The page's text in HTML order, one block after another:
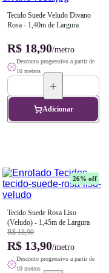
Tecido Suede Veludo Divano
Rosa - 1,40m de Largura
R$ 18,90/metro
Desconto progressivo a partir de
10 metros
Adicionar
26% off
Tecido Suede Rosa Liso
(Veludo) - 1,45m de Largura
R$ 18,90
R$ 13,90/metro
Desconto progressivo a partir de
10 metros